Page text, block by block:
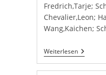
Fredrich,Tarje;
Chevalier,Leon;
Wang,Kaichen;
WeiterlesenEndrunde
2026